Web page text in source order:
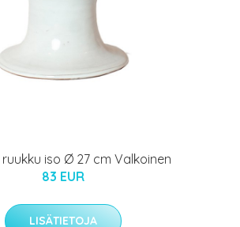
ruukku iso Ø 27 cm Valkoinen
83 EUR
LISÄTIETOJA